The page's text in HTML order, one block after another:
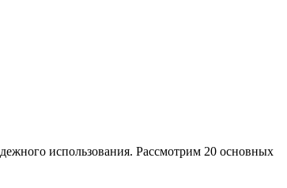
использования. Рассмотрим 20 основных